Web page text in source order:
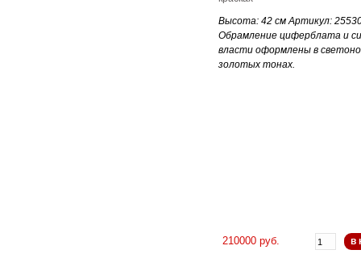
Высота: 42 см Артикул:
Обрамление циферблата и
власти оформлены в
золотых тонах.
210000 руб. в